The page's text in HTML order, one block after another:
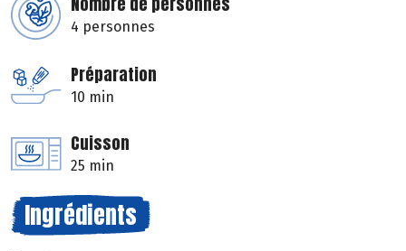
4 personnes
Préparation
10 min
Cuisson
25 min
Ingrédients